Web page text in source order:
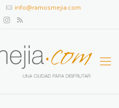
info@ramosmejia.com